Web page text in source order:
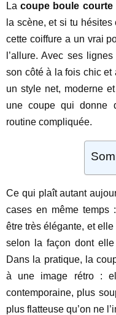
Lacoupe boule courte
la scène, et si tu
cette coiffure a un vrai
l’allure. Avec ses
son côté à la fois chic et
un style net, moderne
une coupe qui donne
routine compliquée.
Ce qui plaît autant
cases en même temps
être très élégante, et
selon la façon dont
Dans la pratique, la
à une image rétro :
contemporaine, plus
plus flatteuse qu’on ne